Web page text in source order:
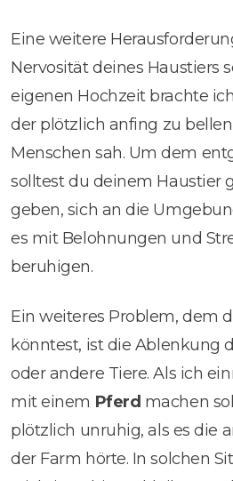
Eine weitere
Nervosität deines Haustiers
eigenen Hochzeit brachte
der plötzlich anfing zu
Menschen sah. Um dem
solltest du deinem Haustier
geben, sich an die
es mit Belohnungen und
beruhigen.
Ein weiteres Problem, dem
könntest, ist die Ablenkung
oder andere Tiere. Als ich
mit einem Pferd machen
plötzlich unruhig, als es die
der Farm hörte. In solchen